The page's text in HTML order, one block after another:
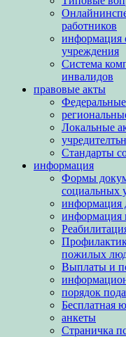
работников
информация
учреждения
Система
инвалидов
правовые акты
Федеральные
Локальные
Стандарты
информация
Формы
социальных
информация
информация
пожилых
Выплаты и
порядок
Бесплатная
анкеты
Страничка